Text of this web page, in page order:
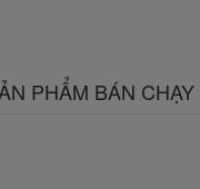
PHẨM BÁN CHẠY